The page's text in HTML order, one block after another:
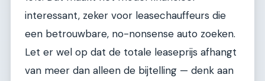
interessant, zeker voor leasechauffeurs die
een betrouwbare, no-nonsense auto zoeken.
Let er wel op dat de totale leaseprijs afhangt
van meer dan alleen de bijtelling — denk aan